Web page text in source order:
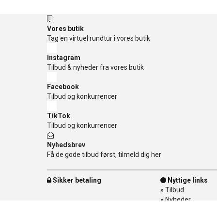
Vores butik
Tag en virtuel rundtur i vores butik
Instagram
Tilbud & nyheder fra vores butik
Facebook
Tilbud og konkurrencer
TikTok
Tilbud og konkurrencer
Nyhedsbrev
Få de gode tilbud først, tilmeld dig her
Sikker betaling
Nyttige links
» Tilbud
» Nyheder